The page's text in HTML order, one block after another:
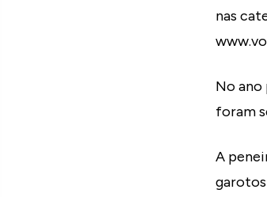
nas
No ano
foram
A
garotos